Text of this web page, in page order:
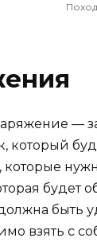
—
будет
быть
взять с